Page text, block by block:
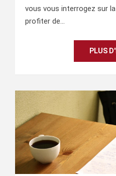
vous vous interrogez sur
profiter de…
PLUS